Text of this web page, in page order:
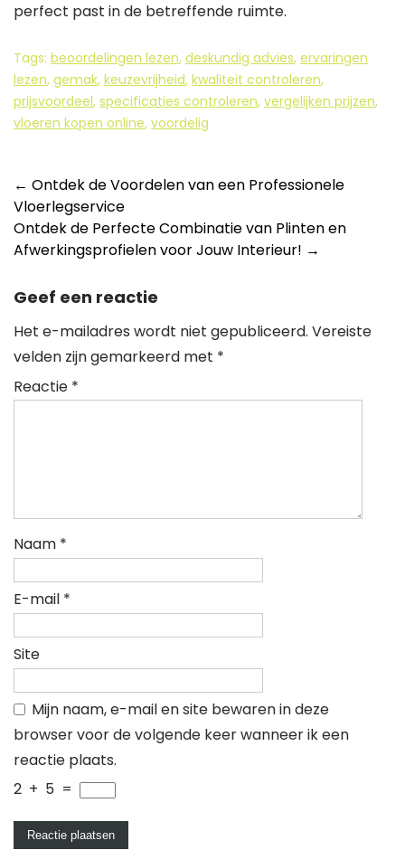
perfect past in de betreffende ruimte.
Tags: beoordelingen lezen, deskundig advies, ervaringen
lezen, gemak, keuzevrijheid, kwaliteit controleren,
prijsvoordeel, specificaties controleren, vergelijken prijzen,
vloeren kopen online, voordelig
Berichtnavigatie
← Ontdek de Voordelen van een Professionele
Vloerlegservice
Ontdek de Perfecte Combinatie van Plinten en
Afwerkingsprofielen voor Jouw Interieur! →
Geef een reactie
Het e-mailadres wordt niet gepubliceerd. Vereiste
velden zijn gemarkeerd met *
Reactie *
Naam *
E-mail *
Site
Mijn naam, e-mail en site bewaren in deze
browser voor de volgende keer wanneer ik een
reactie plaats.
2 + 5 =